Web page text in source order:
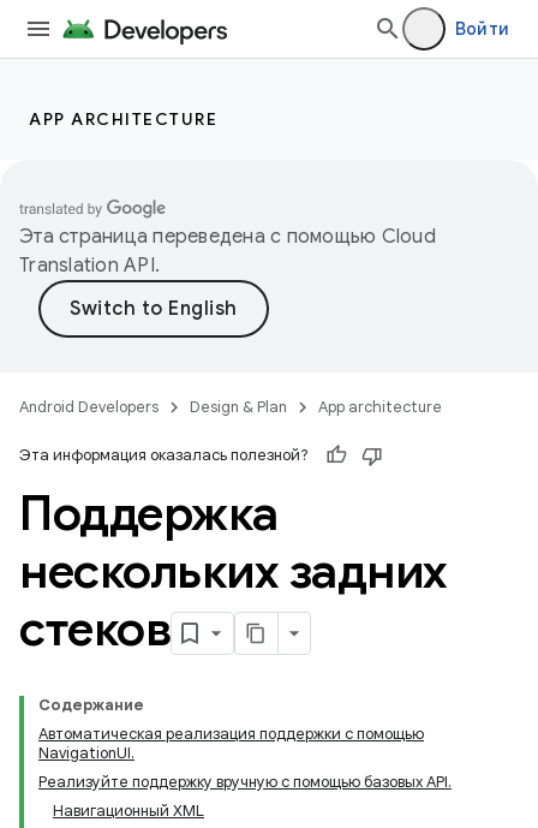
Войти
APP ARCHITECTURE
Эта страница переведена с помощью Cloud
Translation API.
Android Developers Design & Plan App architecture
Эта информация оказалась полезной?
Поддержка
нескольких задних
стеков
Содержание
Автоматическая реализация поддержки с помощью
NavigationUI.
Реализуйте поддержку вручную с помощью базовых API.
Навигационный XML